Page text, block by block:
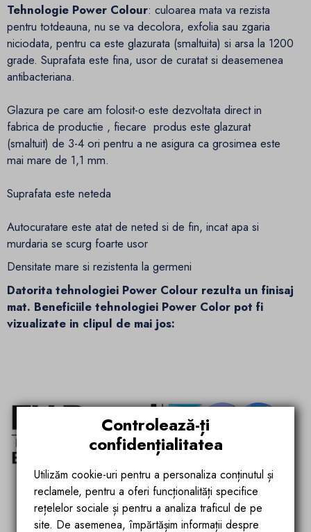
Tehnologie Power Colour: culoarea mata va rezista
pentru totdeauna, nu se va decolora, exfolia sau zgaria
niciodata, pentru ca este glazurata (smaltuita) si arsa la 1200
grade. Suprafata este fina, usor de curatat si deasemenea
antibacteriana.
Glazura pe care am folosit-o este dezvoltata direct in
fabrica de productie , fiecare produs este glazurat
(smaltuit) de 3-4 ori pentru a ne asigura ca grosimea este
mai mare de 1,1 mm.
Suprafata este neteda
Autocuratare este atat de neted si de fin, incat apa si
murdaria se scurg foarte usor
Densitate mare si rezistenta la germeni
Datorita tehnologiei Power Colour rezulta un finisaj
mat. Beneficiile tehnologiei Power Color pot fi
vizualizate in clipul de mai jos:
Controlează-ți
confidențialitatea
Utilizăm cookie-uri pentru a personaliza conținutul și
reclamele, pentru a oferi funcționalități specifice
rețelelor sociale și pentru a analiza traficul de pe
site. De asemenea, împărtășim informații despre